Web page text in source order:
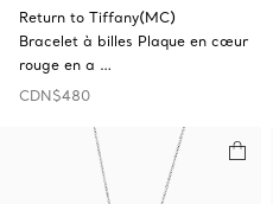
Return to Tiffany(MC)
Bracelet à billes Plaque en cœur
rouge en a …
CDN$480